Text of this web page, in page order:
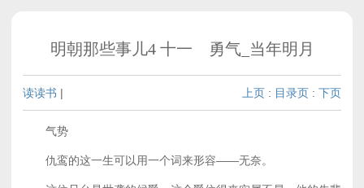
明朝那些事儿4 十一 勇气_当年明月
读读书 | 上页 : 目录页 : 下页
气势
仇鸾的这一生可以用一个词来形容——无奈。